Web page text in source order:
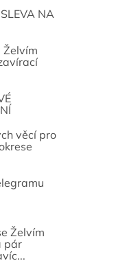
NA
Želvím
věcí pro
Želvím
pár